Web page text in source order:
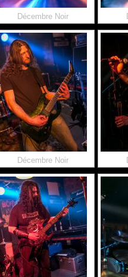
Décembre Noir
Décembre Noir